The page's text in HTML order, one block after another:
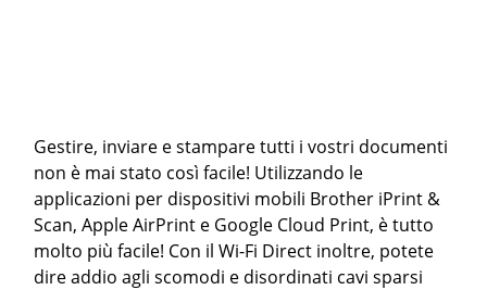
Gestire, inviare e stampare tutti i vostri documenti
non è mai stato così facile! Utilizzando le
applicazioni per dispositivi mobili Brother iPrint &
Scan, Apple AirPrint e Google Cloud Print, è tutto
molto più facile! Con il Wi-Fi Direct inoltre, potete
dire addio agli scomodi e disordinati cavi sparsi